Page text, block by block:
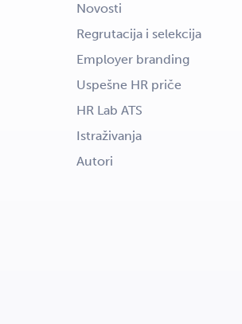
Novosti
Regrutacija i selekcija
Employer branding
Uspešne HR priče
HR Lab ATS
Istraživanja
Autori